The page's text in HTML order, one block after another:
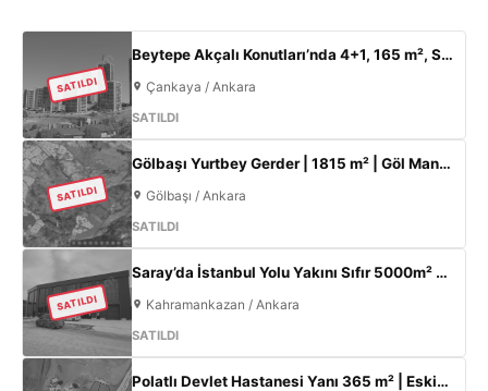
SATILDI
Beytepe Akçalı Konutları’nda 4+1, 165 m², Sıfır Lüks Daire | Site İçi, Otoparklı, Takasa Uygun
Çankaya / Ankara
SATILDI
SATILDI
Gölbaşı Yurtbey Gerder | 1815 m² | Göl Manzaralı | TOKİ Yakını Yatırımlık Arazi
Gölbaşı / Ankara
SATILDI
SATILDI
Saray’da İstanbul Yolu Yakını Sıfır 5000m² Fabrika | 300KW & 800m² Ofis
Kahramankazan / Ankara
SATILDI
Polatlı Devlet Hastanesi Yanı 365 m² | Eskişehir Yolu Cepheli | Ticari+Konut İmarlı Arsa